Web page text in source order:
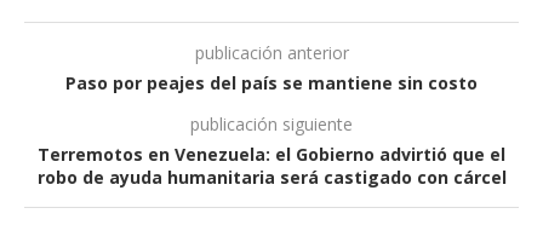
publicación anterior
Paso por peajes del país se mantiene sin costo
publicación siguiente
Terremotos en Venezuela: el Gobierno advirtió que el
robo de ayuda humanitaria será castigado con cárcel